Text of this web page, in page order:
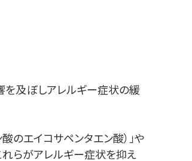
を及ぼしアレルギー症状の緩
のエイコサペンタエン酸）」や
れらがアレルギー症状を抑え